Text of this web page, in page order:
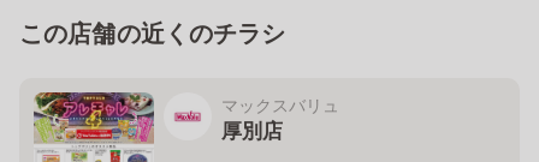
この店舗の近くのチラシ
マックスバリュ
厚別店